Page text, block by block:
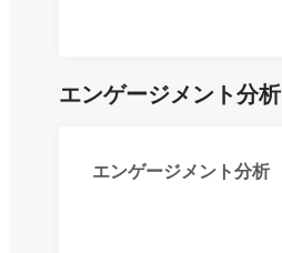
エンゲージメント分析
エンゲージメント分析